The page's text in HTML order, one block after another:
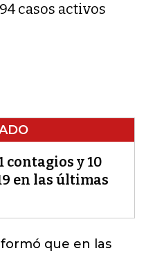
casos activos
y 10
en las últimas
que en las